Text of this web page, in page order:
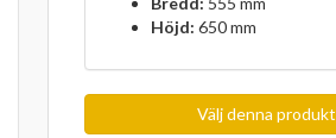
Höjd: 650 mm
Välj denna produkt